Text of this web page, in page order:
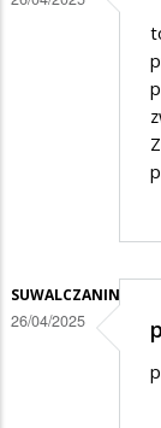
SUWALCZANIN
26/04/2025